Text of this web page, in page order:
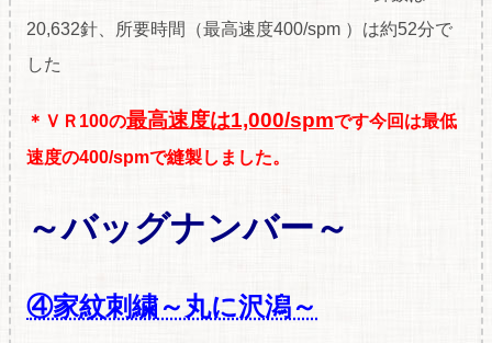
20,632針、所要時間（最高速度400/spm ）は約52分で
した
＊ＶＲ100の最高速度は1,000/spmです今回は最低
速度の400/spmで縫製しました。
～バッグナンバー～
④家紋刺繍～丸に沢潟～